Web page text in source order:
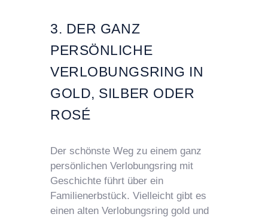
3. DER GANZ
PERSÖNLICHE
VERLOBUNGSRING IN
GOLD, SILBER ODER
ROSÉ
Der schönste Weg zu einem ganz
persönlichen Verlobungsring mit
Geschichte führt über ein
Familienerbstück. Vielleicht gibt es
einen alten Verlobungsring gold und